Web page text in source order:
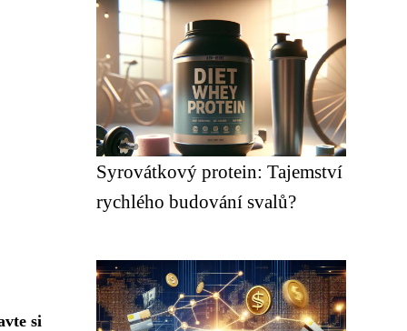
si
Syrovátkový protein: Tajemství
rychlého budování svalů?